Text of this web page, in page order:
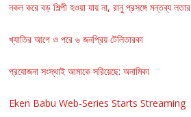
নকল করে বড় শিল্পী হওয়া যায় না, রানু প্রসঙ্গে মন্তব্য লতার
খ্যাতির আগে ও পরে ৬ জনপ্রিয় টেলিতারকা
প্রযোজনা সংস্থাই আমাকে সরিয়েছে: অনামিকা
Eken Babu Web-Series Starts Streaming